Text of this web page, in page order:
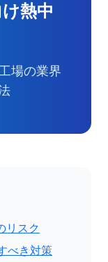
熱中
場の業界
リスク
べき対策